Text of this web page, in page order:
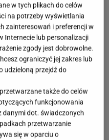
w tych plikach do celów
na potrzeby wyświetlania
zainteresowań i preferencji w
Internecie lub personalizacji
zgody jest dobrowolne.
ograniczyć jej zakres lub
udzieloną przejdź do
także do celów
funkcjonowania
danymi dot. świadczonych
przetwarzanie
się w oparciu o